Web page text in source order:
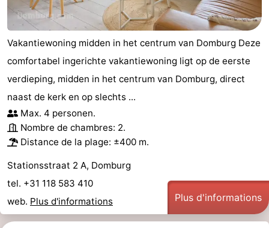
Vakantiewoning midden in het centrum van Domburg Deze
comfortabel ingerichte vakantiewoning ligt op de eerste
verdieping, midden in het centrum van Domburg, direct
naast de kerk en op slechts ...
Max. 4 personen.
Nombre de chambres: 2.
Distance de la plage: ±400 m.
Stationsstraat 2 A, Domburg
tel. +31 118 583 410
web. Plus d'informations Plus d'informations